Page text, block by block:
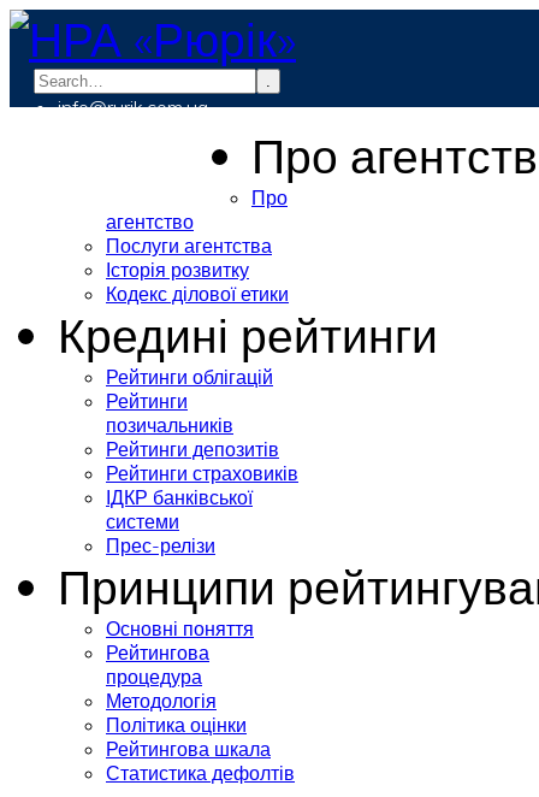
.
info@rurik.com.ua
Про
Про
агентство
Послуги агентства
Історія розвитку
Кодекс ділової етики
Кредині рейтинги
Рейтинги облігацій
Рейтинги
позичальників
Рейтинги депозитів
Рейтинги страховиків
ІДКР банківської
системи
Прес-релізи
Принципи
Основні поняття
Рейтингова
процедура
Методологія
Політика оцінки
Рейтингова шкала
Статистика дефолтів